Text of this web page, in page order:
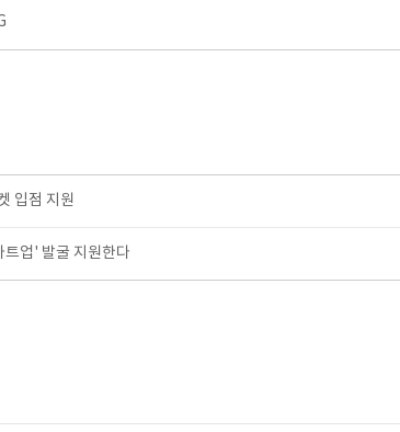
입점 지원
트업' 발굴 지원한다